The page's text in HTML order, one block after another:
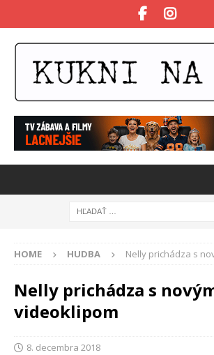
HOME HUDBA Nelly prichádza s
Nelly prichádza s
videoklipom
8. decembra 2018